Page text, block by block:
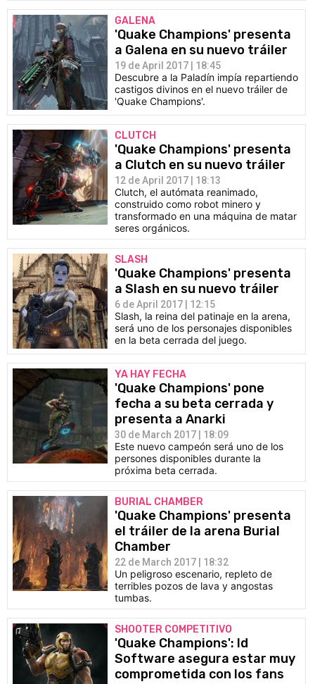
GALENA
'Quake Champions' presenta
a Galena en su nuevo tráiler
19 de April 2017 | 18:45
Descubre a la Paladín impía repartiendo
castigos divinos en el nuevo tráiler de
'Quake Champions'.
CLUTCH
'Quake Champions' presenta
a Clutch en su nuevo tráiler
12 de April 2017 | 18:13
Clutch, el autómata reanimado,
construido como robot minero y
transformado en una máquina de matar
seres orgánicos.
SLASH
'Quake Champions' presenta
a Slash en su nuevo tráiler
6 de April 2017 | 12:15
Slash, la reina del patinaje en la arena,
será uno de los personajes disponibles
en la beta cerrada del juego.
YA HAY FECHA
'Quake Champions' pone
fecha a su beta cerrada y
presenta a Anarki
30 de March 2017 | 18:09
Este nuevo campeón será uno de los
persones disponibles durante la
próxima beta cerrada.
BURIAL CHAMBER
'Quake Champions' presenta
el tráiler de la arena Burial
Chamber
22 de March 2017 | 18:32
Un peligroso escenario, repleto de
terribles pozos de lava y angostas
tumbas.
SHOOTER COMPETITIVO
'Quake Champions': Id
Software asegura estar muy
comprometida con los fans